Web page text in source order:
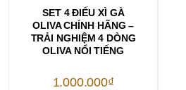
THÊM VÀO GIỎ HÀNG
SET 4 ĐIẾU XÌ GÀ
OLIVA CHÍNH HÃNG –
TRẢI NGHIỆM 4 DÒNG
OLIVA NỔI TIẾNG
1.000.000₫